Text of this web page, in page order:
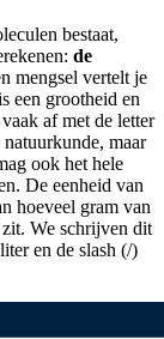
bestaat,
de
mengsel vertelt je
een grootheid en
af met de letter
maar
ook het hele
De eenheid van
hoeveel gram van
zit. We schrijven dit
en de slash (/)